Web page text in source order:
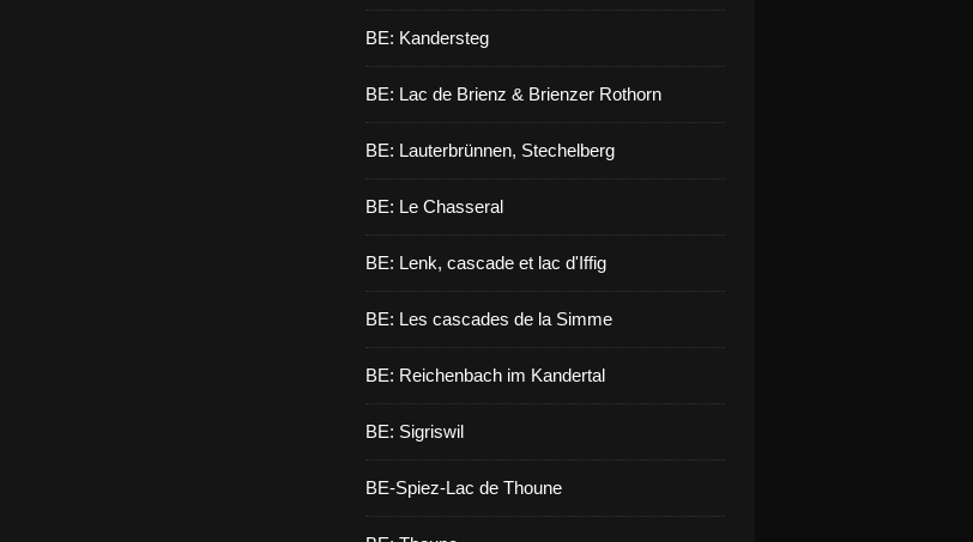
BE: Kandersteg
BE: Lac de Brienz & Brienzer Rothorn
BE: Lauterbrünnen, Stechelberg
BE: Le Chasseral
BE: Lenk, cascade et lac d'Iffig
BE: Les cascades de la Simme
BE: Reichenbach im Kandertal
BE: Sigriswil
BE-Spiez-Lac de Thoune